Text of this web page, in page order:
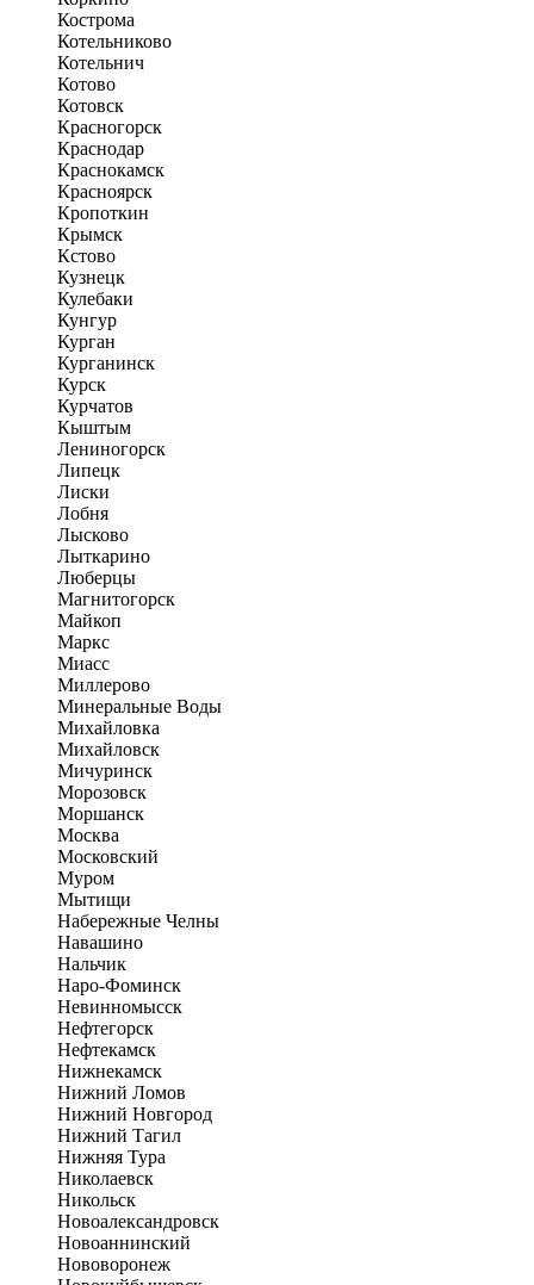
Кострома
Котельниково
Котельнич
Котово
Котовск
Красногорск
Краснодар
Краснокамск
Красноярск
Кропоткин
Крымск
Кстово
Кузнецк
Кулебаки
Кунгур
Курган
Курганинск
Курск
Курчатов
Кыштым
Лениногорск
Липецк
Лиски
Лобня
Лысково
Лыткарино
Люберцы
Магнитогорск
Майкоп
Маркс
Миасс
Миллерово
Минеральные Воды
Михайловка
Михайловск
Мичуринск
Морозовск
Моршанск
Москва
Московский
Муром
Мытищи
Набережные Челны
Навашино
Нальчик
Наро-Фоминск
Невинномысск
Нефтегорск
Нефтекамск
Нижнекамск
Нижний Ломов
Нижний Новгород
Нижний Тагил
Нижняя Тура
Николаевск
Никольск
Новоалександровск
Новоаннинский
Нововоронеж